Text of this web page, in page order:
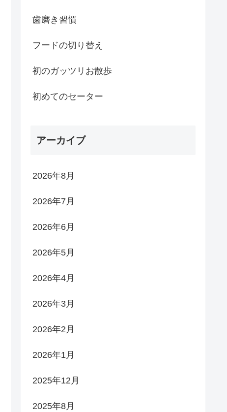
歯磨き習慣
フードの切り替え
初のガッツリお散歩
初めてのセーター
アーカイブ
2026年8月
2026年7月
2026年6月
2026年5月
2026年4月
2026年3月
2026年2月
2026年1月
2025年12月
2025年8月